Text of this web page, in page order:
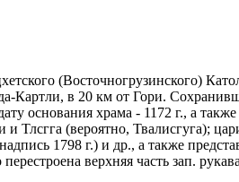
(Восточногрузинского)
в 20 км от Гори.
основания храма - 1172 г., а
Тлсгга (вероятно, Твалисгуга);
1798 г.) и др., а также
верхняя часть зап.